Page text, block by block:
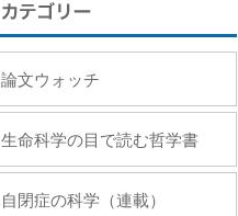
論文ウォッチ
生命科学の目で読む哲学書
自閉症の科学（連載）